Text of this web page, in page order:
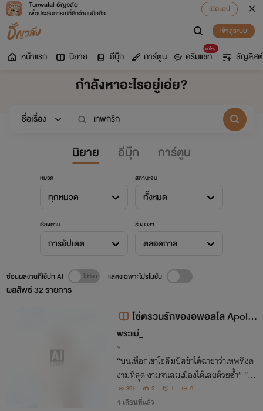
Tunwalai ธัญวลัย
เพื่อประสบการณ์ที่ดีกว่าบนมือถือ
เปิดแอป
เข้าสู่ระบบ
หน้าแรก นิยาย อีบุ๊ก การ์ตูน
มาใหม่
ดรีมแชท ธัญลิสต์
กำลังหาอะไรอยู่เอ่ย?
นิยาย อีบุ๊ก การ์ตูน
หมวด
ทุกหมวด
สถานะจบ
ทั้งหมด
เรียงตาม
การอัปเดต
ช่วงเวลา
ตลอดกาล
ผลลัพธ์32รายการ
ซ่อนผลงานที่ใช้ปก AI แสดงเฉพาะโปรโมชัน
โซ่ตรวนรักของอพอลโล Apoll
o’s promise
พระแม่_
Y
“บนเทือกเขาโอลิมปัสข้าได้ฉายาว่าเทพที่งด
งามที่สุด งามจนล่มเมืองได้เลยด้วยซ้ำ” “หา
กมนุษย์จะก่อสงครามขึ้นมาเพื่อแย่งชิงตัวขอ
งเจ้านั้นคงไม่แปลก และข้าจะเป็นหนึ่งในผู้ที่
391 2 1 9
4 เดือนที่แล้ว